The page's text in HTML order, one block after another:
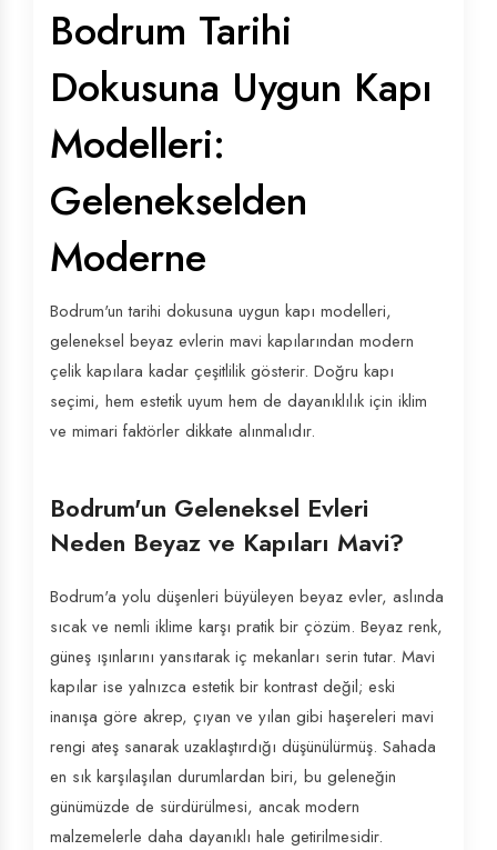
Bodrum Tarihi
Dokusuna Uygun Kapı
Modelleri:
Gelenekselden
Moderne
Bodrum'un tarihi dokusuna uygun kapı modelleri,
geleneksel beyaz evlerin mavi kapılarından modern
çelik kapılara kadar çeşitlilik gösterir. Doğru kapı
seçimi, hem estetik uyum hem de dayanıklılık için iklim
ve mimari faktörler dikkate alınmalıdır.
Bodrum'un Geleneksel Evleri
Neden Beyaz ve Kapıları Mavi?
Bodrum'a yolu düşenleri büyüleyen beyaz evler, aslında
sıcak ve nemli iklime karşı pratik bir çözüm. Beyaz renk,
güneş ışınlarını yansıtarak iç mekanları serin tutar. Mavi
kapılar ise yalnızca estetik bir kontrast değil; eski
inanışa göre akrep, çıyan ve yılan gibi haşereleri mavi
rengi ateş sanarak uzaklaştırdığı düşünülürmüş. Sahada
en sık karşılaşılan durumlardan biri, bu geleneğin
günümüzde de sürdürülmesi, ancak modern
malzemelerle daha dayanıklı hale getirilmesidir.